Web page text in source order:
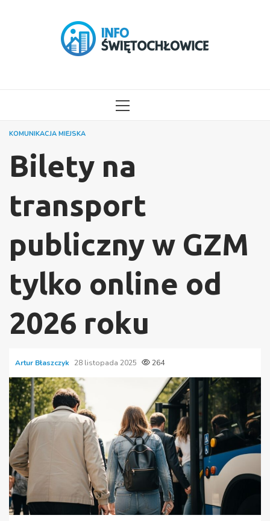
MENU
KOMUNIKACJA MIEJSKA
Bilety na
transport
publiczny w GZM
tylko online od
2026 roku
Artur Błaszczyk 28 listopada 2025 264